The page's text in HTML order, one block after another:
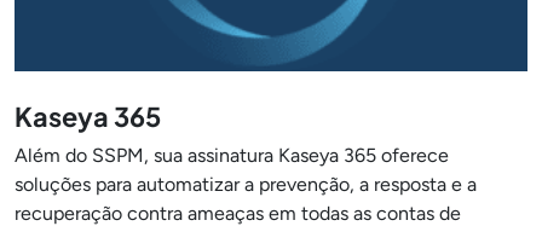
Kaseya 365
Além do SSPM, sua assinatura Kaseya 365 oferece
soluções para automatizar a prevenção, a resposta e a
recuperação contra ameaças em todas as contas de